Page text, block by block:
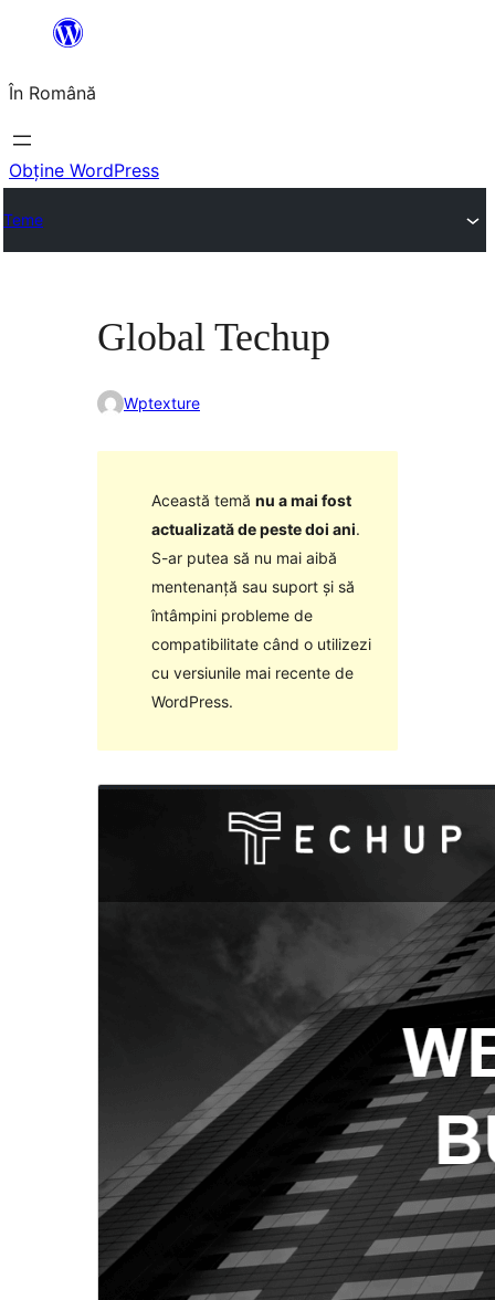
conținut
În Română
Obține WordPress
Teme
Global Techup
Wptexture
Această temă nu a mai fost
actualizată de peste doi ani.
S-ar putea să nu mai aibă
mentenanță sau suport și să
întâmpini probleme de
compatibilitate când o utilizezi
cu versiunile mai recente de
WordPress.